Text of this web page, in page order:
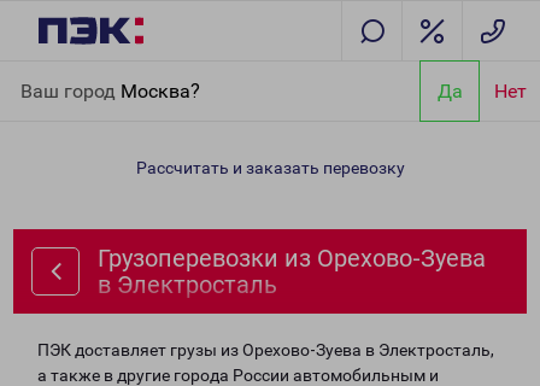
Ваш город Москва? Да Нет
Электросталь
Рассчитать и заказать перевозку
Грузоперевозки из Орехово-Зуева
в Электросталь
ПЭК доставляет грузы из Орехово-Зуева в Электросталь,
а также в другие города России автомобильным и